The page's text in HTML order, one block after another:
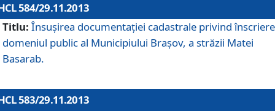
584/29.11.2013
Titlu: Însuşirea documentaţiei cadastrale privind
domeniul public al Municipiului Braşov, a străzii Matei
Basarab.
583/29.11.2013